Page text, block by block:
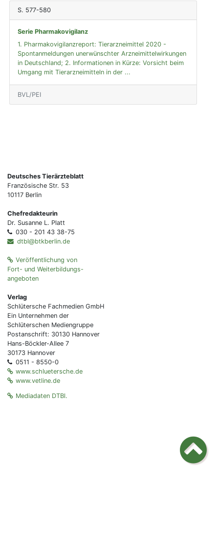
S. 577-580
Serie Pharmakovigilanz
1. Pharmakovigilanzreport: Tierarzneimittel 2020 -
Spontanmeldungen unerwünschter Arzneimittelwirkungen
in Deutschland; 2. Informationen in Kürze: Vorsicht beim
Umgang mit Tierarzneimitteln in der ...
BVL/PEI
Deutsches Tierärzteblatt
Französische Str. 53
10117 Berlin
Chefredakteurin
Dr. Susanne L. Platt
030 - 201 43 38-75
dtbl@btkberlin.de
Veröffentlichung von
Fort- und Weiterbildungs-
angeboten
Verlag
Schlütersche Fachmedien GmbH
Ein Unternehmen der
Schlüterschen Mediengruppe
Postanschrift: 30130 Hannover
Hans-Böckler-Allee 7
30173 Hannover
0511 - 8550-0
www.schluetersche.de
www.vetline.de
Mediadaten DTBl.